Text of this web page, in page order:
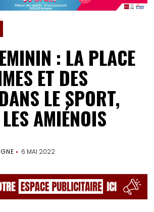
: LA PLACE
ET DES
LE SPORT,
AMIÉNOIS
6 MAI 2022